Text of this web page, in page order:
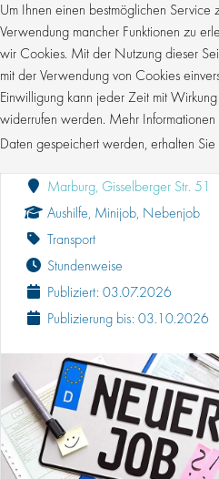
Um Ihnen einen bestmöglichen Service
Verwendung mancher Funktionen zu
wir Cookies. Mit der Nutzung dieser
mit der Verwendung von Cookies
Einwilligung kann jeder Zeit mit
widerrufen werden. Mehr
Daten gespeichert werden, erhalten Sie
SACHBEARBEITER (M/W/
ZULASSUNGSDIENST
Marburg, Gisselberger Str. 51
Aushilfe, Minijob, Nebenjob
Transport
Stundenweise
Publiziert: 03.07.2026
Publizierung bis: 03.10.2026